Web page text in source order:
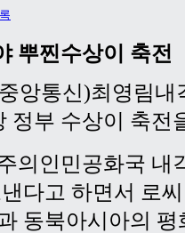
뿌찐수상이 축전
앙통신)최영림내
정부 수상이 축전
의인민공화국 내
다고 하면서 로
동북아시아의